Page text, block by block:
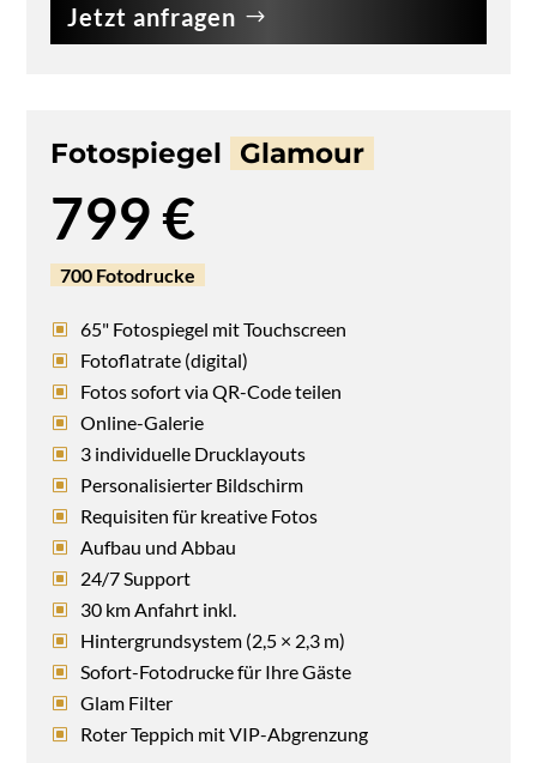
Jetzt anfragen
Fotospiegel Glamour
799 €
700 Fotodrucke
65" Fotospiegel mit Touchscreen
Fotoflatrate (digital)
Fotos sofort via QR-Code teilen
Online-Galerie
3 individuelle Drucklayouts
Personalisierter Bildschirm
Requisiten für kreative Fotos
Aufbau und Abbau
24/7 Support
30 km Anfahrt inkl.
Hintergrundsystem (2,5 × 2,3 m)
Sofort-Fotodrucke für Ihre Gäste
Glam Filter
Roter Teppich mit VIP-Abgrenzung